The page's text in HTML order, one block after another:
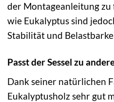
der Montageanleitung
wie Eukalyptus sind
Stabilität und
Passt der Sessel zu
Dank seiner natürlichen
Eukalyptusholz sehr gut